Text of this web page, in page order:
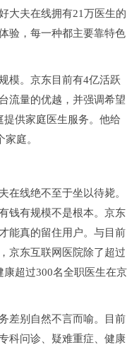
大夫在线拥有21万医生的
验，每一种都主要靠特色
模。京东目前有4亿活跃
流量的优越，并强调希望
供家庭医生服务。他给
庭。
在线绝不至于坐以待毙。
钱有规模不是根本。京东
能真的留住用户。与目前
京东互联网医院除了超过
超过300名全职医生在京
差别自然不言而喻。目前
科问诊、疑难重症、健康